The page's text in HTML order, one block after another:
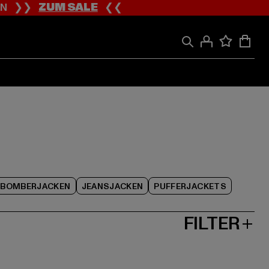
❯❯ZUM SALE❮❮
BOMBERJACKEN JEANSJACKEN PUFFERJACKETS
FILTER